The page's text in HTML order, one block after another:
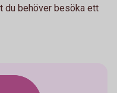
du behöver besöka ett